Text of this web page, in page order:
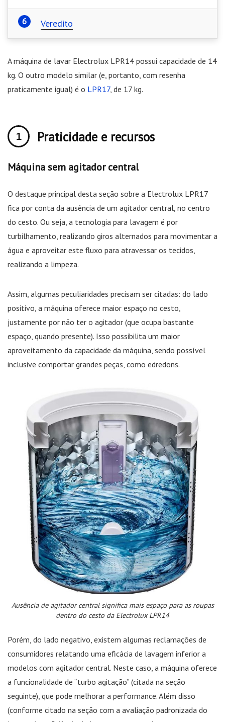
Veredito
A máquina de lavar Electrolux LPR14 possui capacidade de 14
kg. O outro modelo similar (e, portanto, com resenha
praticamente igual) é o LPR17, de 17 kg.
Praticidade e recursos
Máquina sem agitador central
O destaque principal desta seção sobre a Electrolux LPR17
fica por conta da ausência de um agitador central, no centro
do cesto. Ou seja, a tecnologia para lavagem é por
turbilhamento, realizando giros alternados para movimentar a
água e aproveitar este fluxo para atravessar os tecidos,
realizando a limpeza.
Assim, algumas peculiaridades precisam ser citadas: do lado
positivo, a máquina oferece maior espaço no cesto,
justamente por não ter o agitador (que ocupa bastante
espaço, quando presente). Isso possibilita um maior
aproveitamento da capacidade da máquina, sendo possível
inclusive comportar grandes peças, como edredons.
Ausência de agitador central significa mais espaço para as roupas
dentro do cesto da Electrolux LPR14
Porém, do lado negativo, existem algumas reclamações de
consumidores relatando uma eficácia de lavagem inferior a
modelos com agitador central. Neste caso, a máquina oferece
a funcionalidade de “turbo agitação” (citada na seção
seguinte), que pode melhorar a performance. Além disso
(conforme citado na seção com a avaliação padronizada do